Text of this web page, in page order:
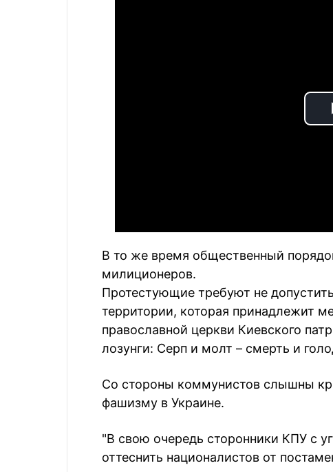
В то же время общественный
милиционеров.
Протестующие требуют не
территории, которая принадлежит
православной церкви Киевского
лозунги: Серп и молт – смерть и
Со стороны коммунистов слышны
фашизму в Украине.
"В свою очередь сторонники КПУ с
оттеснить националистов от